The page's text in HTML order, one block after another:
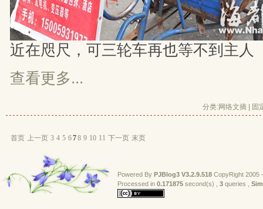
近在咫尺，可三轮车再也等不到主人
查看更多...
分类:网络文摘 固
首页 上一页 3 4 5 678 9 10 11 下一页 末页
Powered By PJBlog3 V3.2.9.518 CopyRight 2005
Processed in 0.171875 second(s) , 3 queries ,